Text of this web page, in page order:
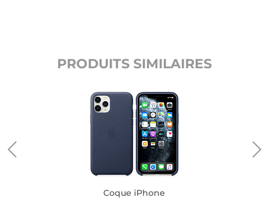
PRODUITS SIMILAIRES
Coque iPhone